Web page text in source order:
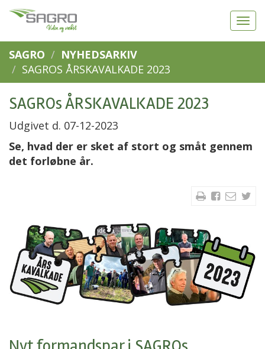
SAGRO
NYHEDSARKIV
SAGROS ÅRSKAVALKADE 2023
SAGROs ÅRSKAVALKADE 2023
Udgivet d. 07-12-2023
Se, hvad der er sket af stort og småt gennem
det forløbne år.